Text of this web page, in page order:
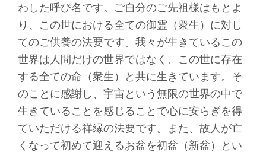
わした呼び名です。ご自分のご先祖様はもとよ
り、この世における全ての御霊（衆生）に対し
てのご供養の法要です。我々が生きているこの
世界は人間だけの世界ではなく、この世に存在
する全ての命（衆生）と共に生きています。そ
のことに感謝し、宇宙という無限の世界の中で
生きていることを感じることで心に安らぎを得
ていただける祥縁の法要です。また、故人が亡
くなって初めて迎えるお盆を初盆（新盆）とい